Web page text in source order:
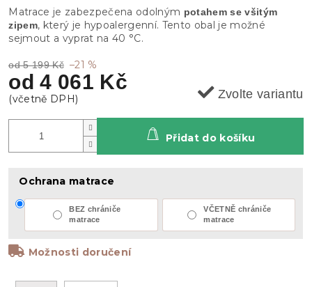
od 5 199 Kč –21 %
od4 061 Kč
Zvolte variantu
Ochrana matrace
BEZ chrániče
matrace
VČETNĚ chrániče
matrace
Možnosti doručení
Přidat do košíku
Matrace je zabezpečena odolným potahem se všitým
zipem, který je hypoalergenní. Tento obal je možné
sejmout a vyprat na 40 °C.